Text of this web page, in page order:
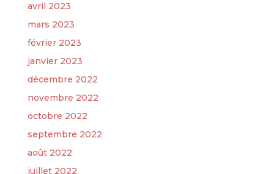
avril 2023
mars 2023
février 2023
janvier 2023
décembre 2022
novembre 2022
octobre 2022
septembre 2022
août 2022
juillet 2022